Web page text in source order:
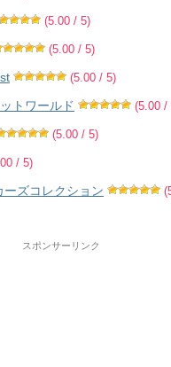
(5.00 / 5)
(5.00 / 5)
(5.00 / 5)
トワールド (5.00 /
(5.00 / 5)
/ 5)
ズコレクション
スポンサーリンク